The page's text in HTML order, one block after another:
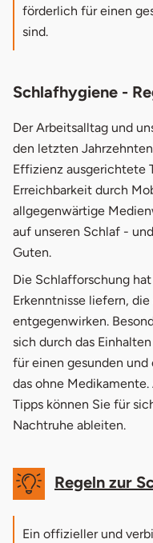
förderlich für einen
sind.
Schlafhygiene -
Der Arbeitsalltag und
den letzten
Effizienz ausgerichtete
Erreichbarkeit durch
allgegenwärtige
auf unseren Schlaf -
Guten.
Die Schlafforschung
Erkenntnisse liefern,
entgegenwirken.
sich durch das
für einen gesunden
das ohne
Tipps können Sie für
Nachtruhe ableiten.
Regeln zur
Ein offizieller und